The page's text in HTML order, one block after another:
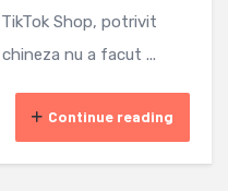
Shop, potrivit
nu a facut ...
Continue reading